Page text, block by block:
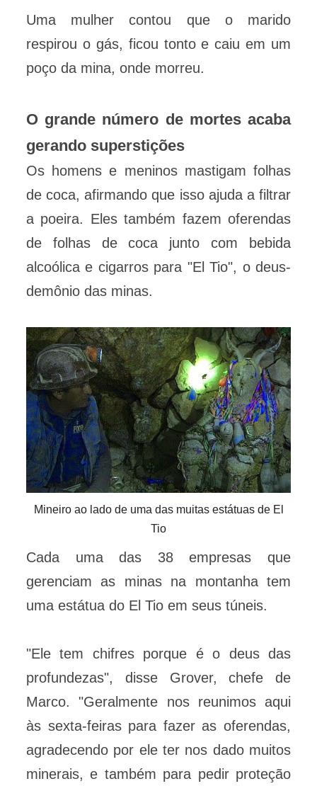
Uma mulher contou que o marido
respirou o gás, ficou tonto e caiu em um
poço da mina, onde morreu.
O grande número de mortes acaba
gerando superstições
Os homens e meninos mastigam folhas
de coca, afirmando que isso ajuda a filtrar
a poeira. Eles também fazem oferendas
de folhas de coca junto com bebida
alcoólica e cigarros para "El Tio", o deus-
demônio das minas.
Mineiro ao lado de uma das muitas estátuas de El
Tio
Cada uma das 38 empresas que
gerenciam as minas na montanha tem
uma estátua do El Tio em seus túneis.
"Ele tem chifres porque é o deus das
profundezas", disse Grover, chefe de
Marco. "Geralmente nos reunimos aqui
às sexta-feiras para fazer as oferendas,
agradecendo por ele ter nos dado muitos
minerais, e também para pedir proteção